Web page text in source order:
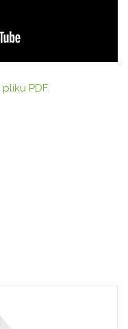
pliku PDF.